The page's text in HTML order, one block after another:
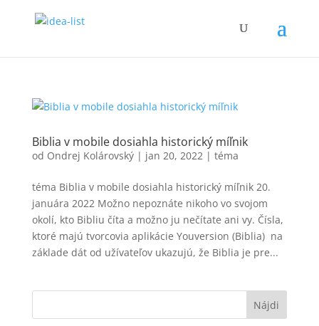
Biblia v mobile dosiahla historický míľnik
od Ondrej Kolárovský| jan 20, 2022| téma
téma Biblia v mobile dosiahla historický míľnik 20.
januára 2022 Možno nepoznáte nikoho vo svojom
okolí, kto Bibliu číta a možno ju nečítate ani vy. Čísla,
ktoré majú tvorcovia aplikácie Youversion (Biblia) na
základe dát od užívateľov ukazujú, že Biblia je pre...